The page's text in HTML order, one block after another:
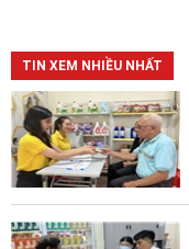
TIN XEM NHIỀU NHẤT